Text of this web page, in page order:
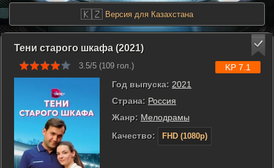
🇰🇿 Версия для Казахстана
Тени старого шкафа (2021)
3.5/5 (109 гол.)
Год выпуска: 2021
Страна: Россия
Жанр: Мелодрамы
Качество:
FHD (1080p)
KP 7.1